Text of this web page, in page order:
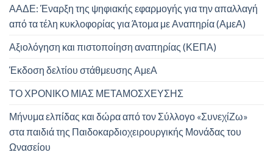
ΑΑΔΕ: Έναρξη της ψηφιακής εφαρμογής για την απαλλαγή
από τα τέλη κυκλοφορίας για Άτομα με Αναπηρία (ΑμεΑ)
Αξιολόγηση και πιστοποίηση αναπηρίας (ΚΕΠΑ)
Έκδοση δελτίου στάθμευσης ΑμεΑ
ΤΟ ΧΡΟΝΙΚΟ ΜΙΑΣ ΜΕΤΑΜΟΣΧΕΥΣΗΣ
Μήνυμα ελπίδας και δώρα από τον Σύλλογο «ΣυνεχίΖω»
στα παιδιά της Παιδοκαρδιοχειρουργικής Μονάδας του
Ωνασείου